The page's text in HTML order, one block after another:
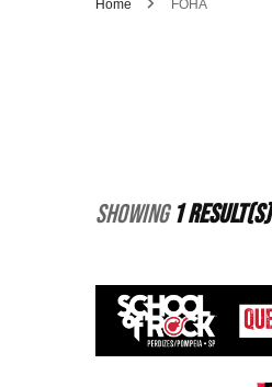
Home FOHA
Showing1 Result(s)